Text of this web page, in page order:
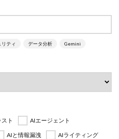
ティ データ分析 Gemini
ト
AIエージェント
AIと情報漏洩
AIライティング